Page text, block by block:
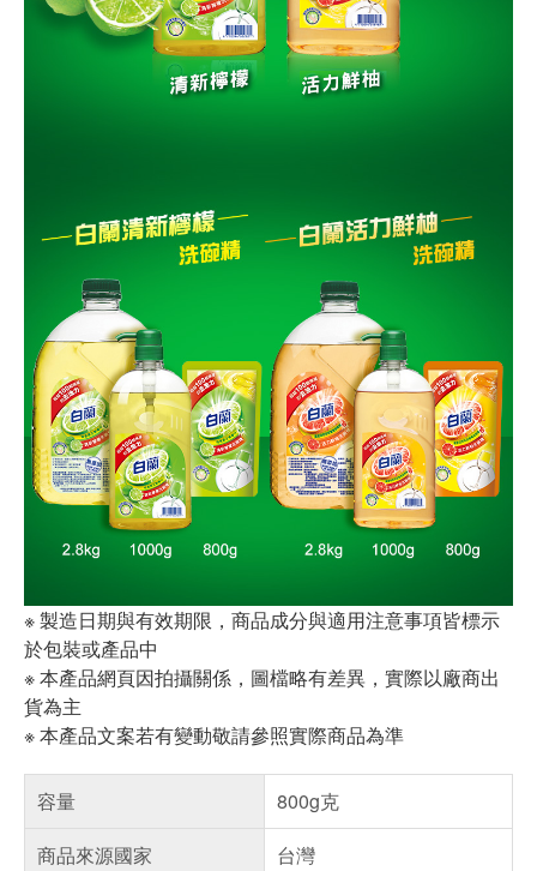
※ 製造日期與有效期限，商品成分與適用注意事項皆標示
於包裝或產品中
※ 本產品網頁因拍攝關係，圖檔略有差異，實際以廠商出
貨為主
※ 本產品文案若有變動敬請參照實際商品為準
容量
800g克
商品來源國家
台灣